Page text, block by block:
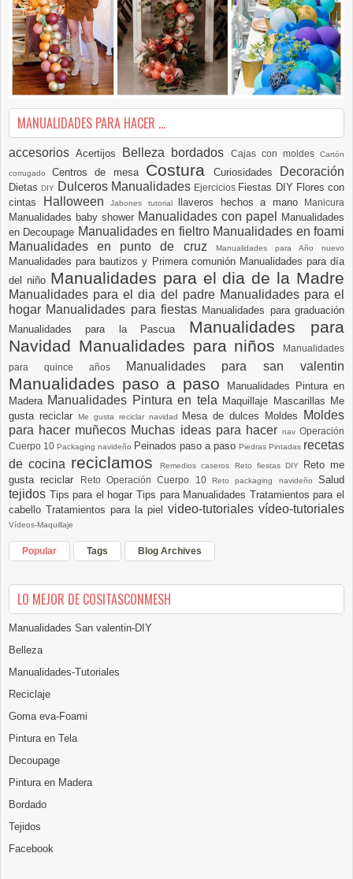
MANUALIDADES PARA HACER ...
accesoriosAcertijos Belleza bordados Cajas con moldesCartón
corrugadoCentros de mesa Costura Curiosidades Decoración
DietasDIY Dulceros Manualidades Ejercicios Fiestas DIY Flores con
cintas
Halloween Jabones tutorial llaveros hechos a mano Manicura
Manualidades baby shower Manualidades con papel
Manualidades
en Decoupage Manualidades en fieltro Manualidades en foami
Manualidades en punto de cruz
Manualidades para Año nuevo
Manualidades para bautizos y Primera comunión Manualidades para día
del niño Manualidades para el dia de la Madre
Manualidades para el dia del padre Manualidades para el
hogar Manualidades para fiestas Manualidades para graduación
Manualidades para la Pascua Manualidades para
Navidad Manualidades para niños
Manualidades
para quince años
Manualidades para san valentin
Manualidades paso a paso
Manualidades Pintura en
Madera Manualidades Pintura en tela Maquillaje Mascarillas Me
gusta reciclar
Me gusta reciclar navidad Mesa de dulces Moldes
Moldes
para hacer muñecos Muchas ideas para hacer nav Operación
Cuerpo 10 Packaging navideño Peinados paso a paso Piedras Pintadas recetas
de cocina reciclamosRemedios caseros Reto fiestas DIY
Reto me
gusta reciclar
Reto Operación Cuerpo 10Reto packaging navideñoSalud
tejidos Tips para el hogarTips para Manualidades Tratamientos para el
cabello Tratamientos para la piel video-tutoriales vídeo-tutoriales
Vídeos-Maquillaje
Popular Tags Blog Archives
LO MEJOR DE COSITASCONMESH
Manualidades San valentin-DIY
Belleza
Manualidades-Tutoriales
Reciclaje
Goma eva-Foami
Pintura en Tela
Decoupage
Pintura en Madera
Bordado
Tejidos
Facebook